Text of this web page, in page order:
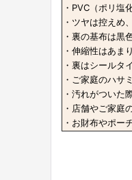
・PVC（ポリ塩
・ツヤは控えめ
・裏の基布は黒
・伸縮性はあま
・裏はシールタ
・ご家庭のハサ
・汚れがついた
・店舗やご家庭
・お財布やポー